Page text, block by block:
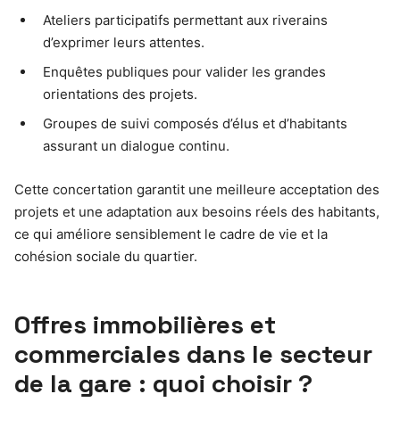
Ateliers participatifs permettant aux riverains
d’exprimer leurs attentes.
Enquêtes publiques pour valider les grandes
orientations des projets.
Groupes de suivi composés d’élus et d’habitants
assurant un dialogue continu.
Cette concertation garantit une meilleure acceptation des
projets et une adaptation aux besoins réels des habitants,
ce qui améliore sensiblement le cadre de vie et la
cohésion sociale du quartier.
Offres immobilières et
commerciales dans le secteur
de la gare : quoi choisir ?